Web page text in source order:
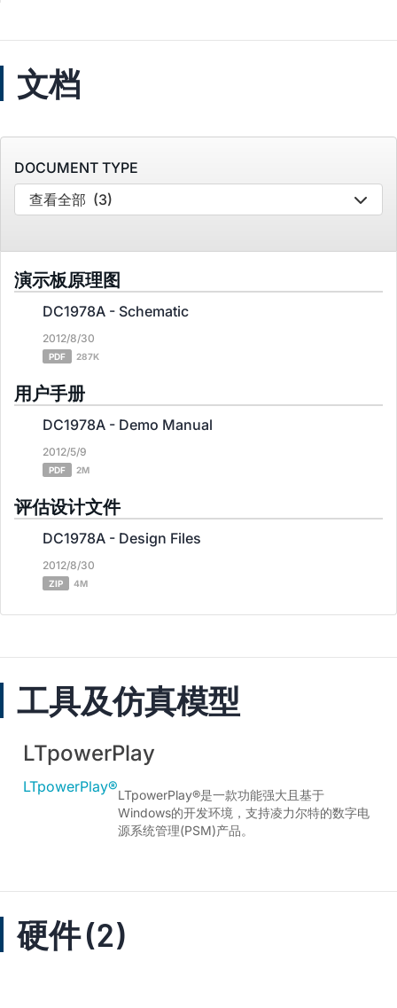
文档
DOCUMENT TYPE
查看全部 (3)
演示板原理图
DC1978A - Schematic
2012/8/30
PDF 287K
用户手册
DC1978A - Demo Manual
2012/5/9
PDF 2M
评估设计文件
DC1978A - Design Files
2012/8/30
ZIP 4M
工具及仿真模型
LTpowerPlay
LTpowerPlay®LTpowerPlay®是一款功能强大且基于
Windows的开发环境，支持凌力尔特的数字电
源系统管理(PSM)产品。
硬件 (2)